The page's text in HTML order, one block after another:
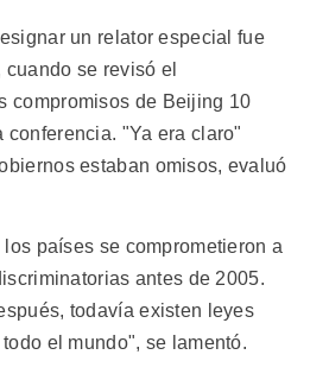
un relator especial fue
se revisó el
compromisos de Beijing 10
conferencia. "Ya era claro"
estaban omisos, evaluó
países se comprometieron a
antes de 2005.
todavía existen leyes
el mundo", se lamentó.